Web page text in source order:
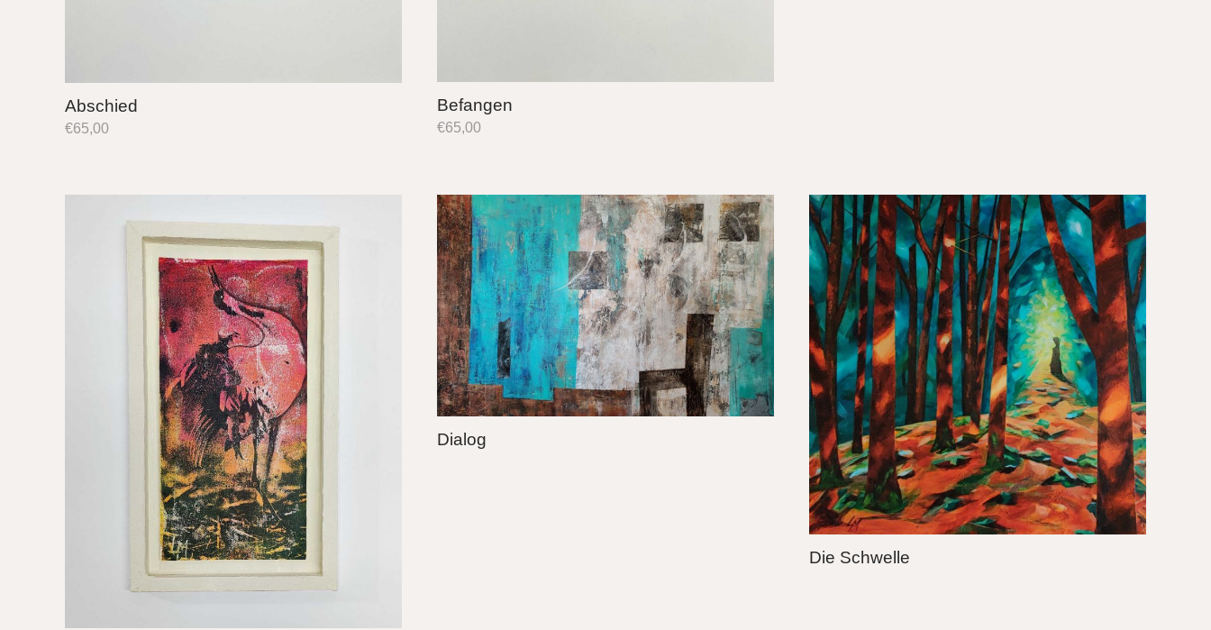
Abschied
€65,00
Befangen
€65,00
Dialog
Die Schwelle